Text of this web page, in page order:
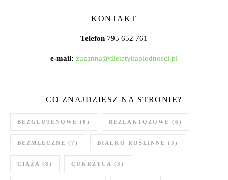
KONTAKT
Telefon 795 652 761
e-mail: zuzanna@dietetykaplodnosci.pl
CO ZNAJDZIESZ NA STRONIE?
BEZGLUTENOWE (8) BEZLAKTOZOWE (6)
BEZMLECZNE (7) BIAŁKO ROŚLINNE (3)
CIĄŻA (8) CUKRZYCA (3)